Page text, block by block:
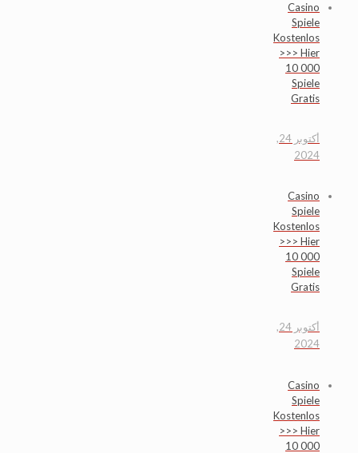
Casino
Spiele
Kostenlos
>>> Hier
10 000
Spiele
Gratis
أكتوبر 24,
2024
Casino
Spiele
Kostenlos
>>> Hier
10 000
Spiele
Gratis
أكتوبر 24,
2024
Casino
Spiele
Kostenlos
>>> Hier
10 000